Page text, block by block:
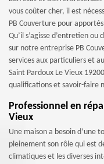
vous coûter cher, il est
PB Couverture pour
Qu’il s’agisse d’entretien
sur notre entreprise PB
services aux particuliers et
Saint Pardoux Le Vieux
qualifications et savoir-faire
Professionnel en
Vieux
Une maison a besoin d’une
pleinement son rôle qui est
climatiques et les diverses